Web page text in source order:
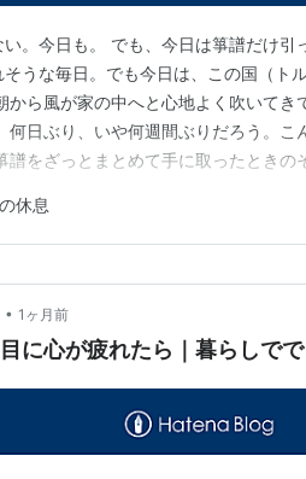
。今日も。 でも、今日は箏譜だけ引
そうな毎日。でも今日は、この国（ト
から風が家の中へと心地よく吹いてき
何日ぶり、いや何週間ぶりだろう。こ
譜をざっとまとめて手に取ったときの
き、弾く。 でも、今日のように、箏
な記号に込められた物語を読んでいく
休息
• 1ヶ月前
に心が疲れたら｜暮らしで